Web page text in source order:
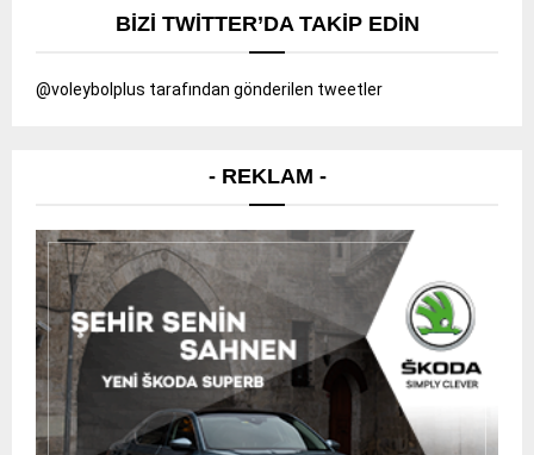
BIZI TWITTER’DA TAKIP EDIN
@voleybolplus tarafından gönderilen tweetler
- REKLAM -